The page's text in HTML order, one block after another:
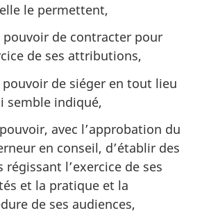
le permettent,
pouvoir de contracter pour
de ses attributions,
pouvoir de siéger en tout lieu
semble indiqué,
avec l’approbation du
en conseil, d’établir des
régissant l’exercice de ses
et la pratique et la
de ses audiences,